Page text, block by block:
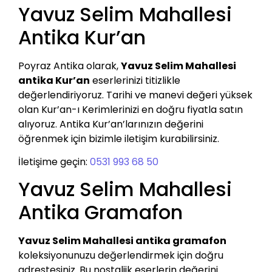
Yavuz Selim Mahallesi
Antika Kur’an
Poyraz Antika olarak,Yavuz Selim Mahallesi
antika Kur’an eserlerinizi titizlikle
değerlendiriyoruz. Tarihi ve manevi değeri yüksek
olan Kur’an-ı Kerimlerinizi en doğru fiyatla satın
alıyoruz. Antika Kur’an’larınızın değerini
öğrenmek için bizimle iletişim kurabilirsiniz.
İletişime geçin: 0531 993 68 50
Yavuz Selim Mahallesi
Antika Gramafon
Yavuz Selim Mahallesi antika gramafon
koleksiyonunuzu değerlendirmek için doğru